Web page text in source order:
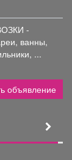
-
ванны,
...
объявление